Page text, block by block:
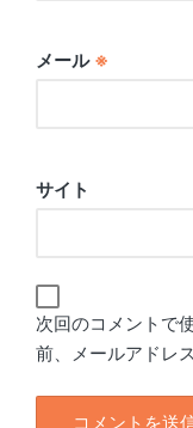
メール ※
サイト
次回のコメントで
前、メールアドレ